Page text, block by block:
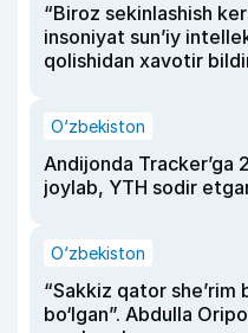
“Biroz sekinlashish
insoniyat sun’iy
qolishidan xavotir
O‘zbekiston
Andijonda Tracker’ga
joylab, YTH sodir
O‘zbekiston
“Sakkiz qator
bo‘lgan”. Abdulla